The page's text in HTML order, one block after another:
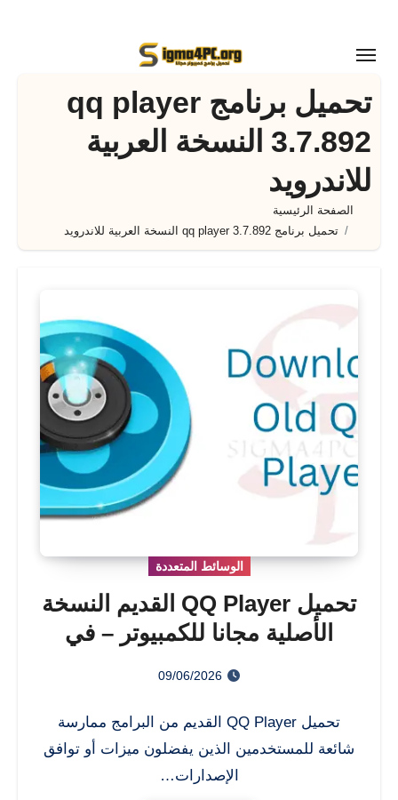
المحتوى
تحميل برنامج qq player
3.7.892 النسخة العربية
للاندرويد
الصفحة الرئيسية
تحميل برنامج qq player 3.7.892 النسخة العربية للاندرويد
الوسائط المتعددة
تحميل QQ Player القديم النسخة
الأصلية مجانا للكمبيوتر – في
09/06/2026
تحميل QQ Player القديم من البرامج ممارسة
شائعة للمستخدمين الذين يفضلون ميزات أو توافق
الإصدارات…